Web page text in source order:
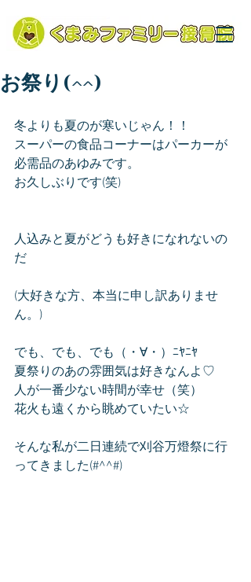
お祭り(^^)
冬よりも夏のが寒いじゃん！！
スーパーの食品コーナーはパーカーが
必需品のあゆみです。
お久しぶりです(笑)
人込みと夏がどうも好きになれないの
だ
(大好きな方、本当に申し訳ありませ
ん。)
でも、でも、でも（・∀・）ﾆﾔﾆﾔ
夏祭りのあの雰囲気は好きなんよ♡
人が一番少ない時間が幸せ（笑）
花火も遠くから眺めていたい☆
そんな私が二日連続で刈谷万燈祭に行
ってきました(#^^#)